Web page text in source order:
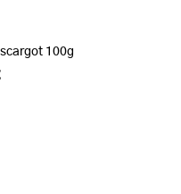
100g